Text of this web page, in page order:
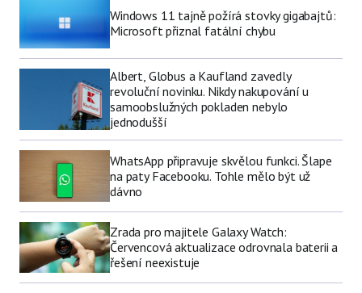
Windows 11 tajně požírá stovky gigabajtů:
Microsoft přiznal fatální chybu
Albert, Globus a Kaufland zavedly
revoluční novinku. Nikdy nakupování u
samoobslužných pokladen nebylo
jednodušší
WhatsApp připravuje skvělou funkci. Šlape
na paty Facebooku. Tohle mělo být už
dávno
Zrada pro majitele Galaxy Watch:
Červencová aktualizace odrovnala baterii a
řešení neexistuje